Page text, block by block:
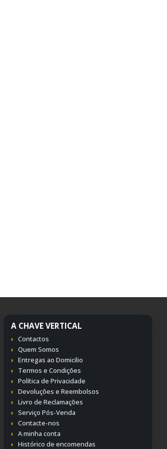
A CHAVE VERTICAL
Contactos
Quem Somos
Entregas ao Domicilio
Termos e Condições
Política de Privacidade
Devoluções e Reembolsos
Livro de Reclamações
Serviço Pós-Venda
Contacte-nos
A minha conta
Histórico de encomendas